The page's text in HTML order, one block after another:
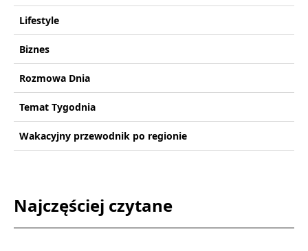
Lifestyle
Biznes
Rozmowa Dnia
Temat Tygodnia
Wakacyjny przewodnik po regionie
Najczęściej czytane